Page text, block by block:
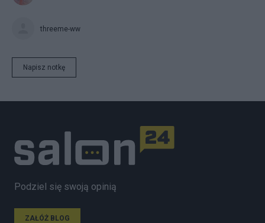
threeme-ww
Napisz notkę
Podziel się swoją opinią
ZAŁÓŻ BLOG